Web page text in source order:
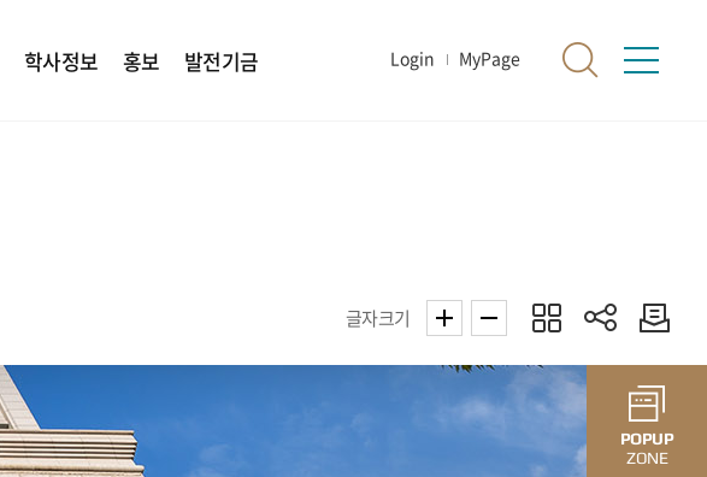
학사정보 홍보 발전기금 Login MyPage
POPUP
ZONE
글자크기